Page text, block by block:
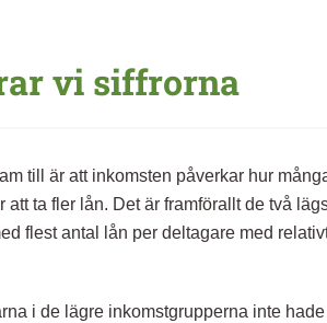
vi siffrorna
till är att inkomsten påverkar hur
ta fler lån. Det är framförallt de två
flest antal lån per deltagare med
i de lägre inkomstgrupperna inte